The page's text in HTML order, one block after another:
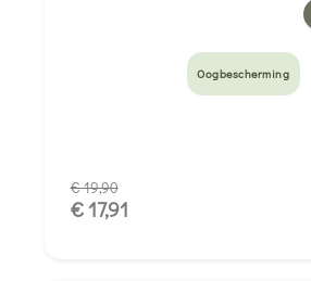
Oogbescherming
€ 19,90
€ 17,91